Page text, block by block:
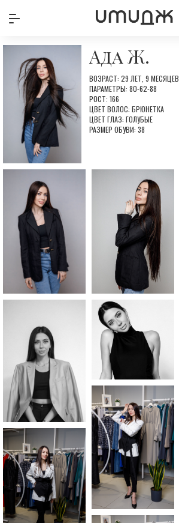
Ада Ж.
ВОЗРАСТ: 29 ЛЕТ, 9 МЕСЯЦЕВ
ПАРАМЕТРЫ: 80-62-88
РОСТ: 166
ЦВЕТ ВОЛОС: БРЮНЕТКА
ЦВЕТ ГЛАЗ: ГОЛУБЫЕ
РАЗМЕР ОБУВИ: 38